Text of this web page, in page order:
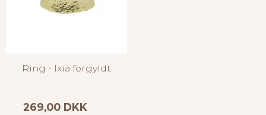
Ring - Ixia forgyldt
269,00 DKK